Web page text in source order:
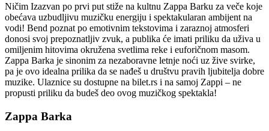
Ničim Izazvan po prvi put stiže na kultnu Zappa Barku za veče koje
obećava uzbudljivu muzičku energiju i spektakularan ambijent na
vodi! Bend poznat po emotivnim tekstovima i zaraznoj atmosferi
donosi svoj prepoznatljiv zvuk, a publika će imati priliku da uživa u
omiljenim hitovima okružena svetlima reke i euforičnom masom.
Zappa Barka je sinonim za nezaboravne letnje noći uz žive svirke,
pa je ovo idealna prilika da se nađeš u društvu pravih ljubitelja dobre
muzike. Ulaznice su dostupne na bilet.rs i na samoj Zappi – ne
propusti priliku da budeš deo ovog muzičkog spektakla!
Zappa Barka